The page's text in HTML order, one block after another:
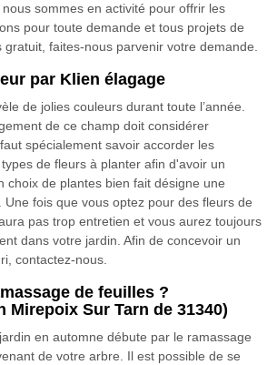
sommes en activité pour offrir les
pour toute demande et tous projets de
gratuit, faites-nous parvenir votre demande.
par Klien élagage
de jolies couleurs durant toute l’année.
de ce champ doit considérer
spécialement savoir accorder les
de fleurs à planter afin d'avoir un
choix de plantes bien fait désigne une
Une fois que vous optez pour des fleurs de
pas trop entretien et vous aurez toujours
dans votre jardin. Afin de concevoir un
contactez-nous.
de feuilles ?
Mirepoix Sur Tarn de 31340)
en automne débute par le ramassage
de votre arbre. Il est possible de se